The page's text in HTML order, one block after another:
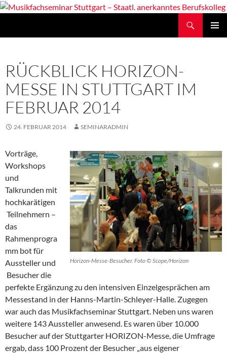
Zum
RÜCKBLICK HORIZON-
MESSE IN STUTTGART IM
FEBRUAR 2014
24. FEBRUAR 2014 SEMINARADMIN
Horizon-Messe-Besucher. Foto © Scope/Horizon
Vorträge,
Workshops
und
Talkrunden mit
hochkarätigen
Teilnehmern –
das
Rahmenprogra
mm bot für
Aussteller und
Besucher die
perfekte Ergänzung zu den intensiven Einzelgesprächen am
Messestand in der Hanns-Martin-Schleyer-Halle. Zugegen
war auch das Musikfachseminar Stuttgart. Neben uns waren
weitere 143 Aussteller anwesend. Es waren über 10.000
Besucher auf der Stuttgarter HORIZON-Messe, die Umfrage
ergab, dass 100 Prozent der Besucher „aus eigener